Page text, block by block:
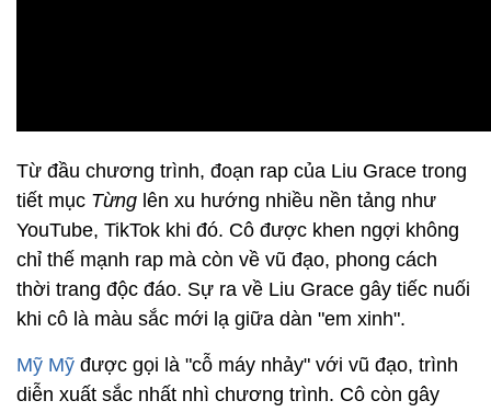
Từ đầu chương trình, đoạn rap của Liu Grace trong
tiết mục Từng lên xu hướng nhiều nền tảng như
YouTube, TikTok khi đó. Cô được khen ngợi không
chỉ thế mạnh rap mà còn về vũ đạo, phong cách
thời trang độc đáo. Sự ra về Liu Grace gây tiếc nuối
khi cô là màu sắc mới lạ giữa dàn "em xinh".
Mỹ Mỹ được gọi là "cỗ máy nhảy" với vũ đạo, trình
diễn xuất sắc nhất nhì chương trình. Cô còn gây